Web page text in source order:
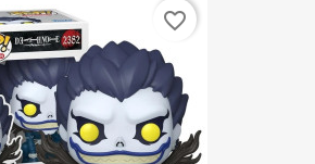
favorite_border